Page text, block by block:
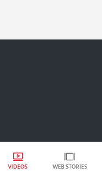
VIDEOS WEB STORIES